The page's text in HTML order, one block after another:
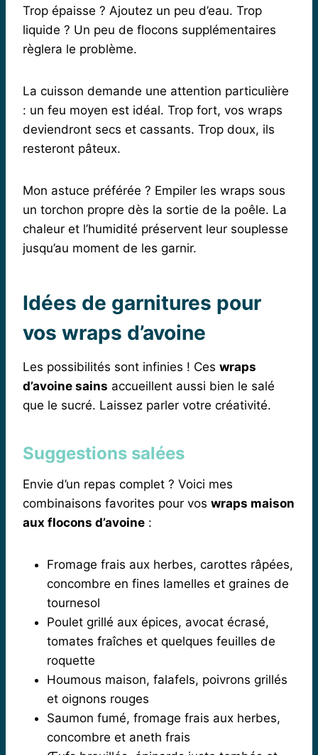
Trop épaisse ? Ajoutez un peu d’eau. Trop
liquide ? Un peu de flocons supplémentaires
règlera le problème.
La cuisson demande une attention particulière
: un feu moyen est idéal. Trop fort, vos wraps
deviendront secs et cassants. Trop doux, ils
resteront pâteux.
Mon astuce préférée ? Empiler les wraps sous
un torchon propre dès la sortie de la poêle. La
chaleur et l’humidité préservent leur souplesse
jusqu’au moment de les garnir.
Idées de garnitures pour
vos wraps d’avoine
Les possibilités sont infinies ! Ces wraps
d’avoine sains accueillent aussi bien le salé
que le sucré. Laissez parler votre créativité.
Suggestions salées
Envie d’un repas complet ? Voici mes
combinaisons favorites pour vos wraps maison
aux flocons d’avoine :
Fromage frais aux herbes, carottes râpées,
concombre en fines lamelles et graines de
tournesol
Poulet grillé aux épices, avocat écrasé,
tomates fraîches et quelques feuilles de
roquette
Houmous maison, falafels, poivrons grillés
et oignons rouges
Saumon fumé, fromage frais aux herbes,
concombre et aneth frais